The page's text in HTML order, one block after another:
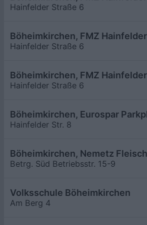
Hainfelder Straße 6
Böheimkirchen, FMZ
Hainfelder Straße 6
Böheimkirchen, FMZ
Hainfelder Straße 6
Böheimkirchen, Eurospar
Hainfelder Str. 8
Böheimkirchen, Nemetz
Betrg. Süd Betriebsstr. 15-9
Volksschule Böheimkirchen
Am Berg 4